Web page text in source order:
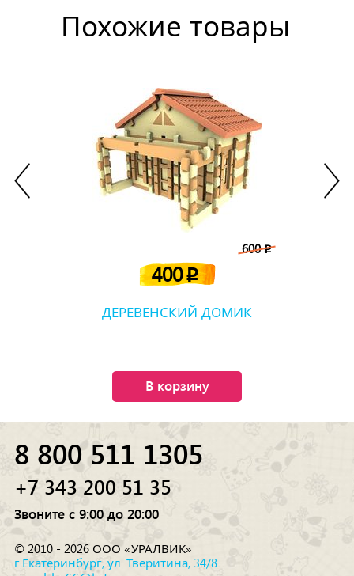
Похожие товары
600p
400p
ДЕРЕВЕНСКИЙ ДОМИК
В корзину
8 800 511 1305
+7 343 200 51 35
Звоните с 9:00 до 20:00
© 2010 - 2026 ООО «УРАЛВИК»
г.Екатеринбург, ул. Тверитина, 34/8